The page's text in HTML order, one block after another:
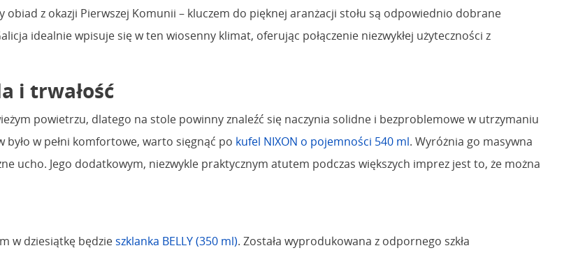
obiad z okazji Pierwszej Komunii – kluczem do pięknej aranżacji stołu są odpowiednio dobrane
idealnie wpisuje się w ten wiosenny klimat, oferując połączenie niezwykłej użyteczności z
i trwałość
powietrzu, dlatego na stole powinny znaleźć się naczynia solidne i bezproblemowe w utrzymaniu
w pełni komfortowe, warto sięgnąć po kufel NIXON o pojemności 540 ml. Wyróżnia go masywna
ucho. Jego dodatkowym, niezwykle praktycznym atutem podczas większych imprez jest to, że można
w dziesiątkę będzieszklanka BELLY (350 ml). Została wyprodukowana z odpornego szkła